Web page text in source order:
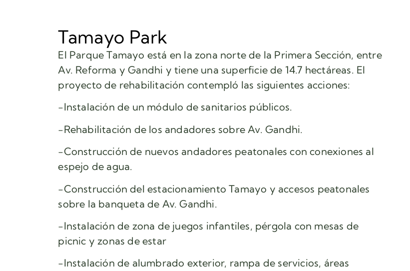
Tamayo Park
El Parque Tamayo está en la zona norte de la Primera Sección, entre
Av. Reforma y Gandhi y tiene una superficie de 14.7 hectáreas. El
proyecto de rehabilitación contempló las siguientes acciones:
-Instalación de un módulo de sanitarios públicos.
-Rehabilitación de los andadores sobre Av. Gandhi.
-Construcción de nuevos andadores peatonales con conexiones al
espejo de agua.
-Construcción del estacionamiento Tamayo y accesos peatonales
sobre la banqueta de Av. Gandhi.
-Instalación de zona de juegos infantiles, pérgola con mesas de
picnic y zonas de estar
-Instalación de alumbrado exterior, rampa de servicios, áreas